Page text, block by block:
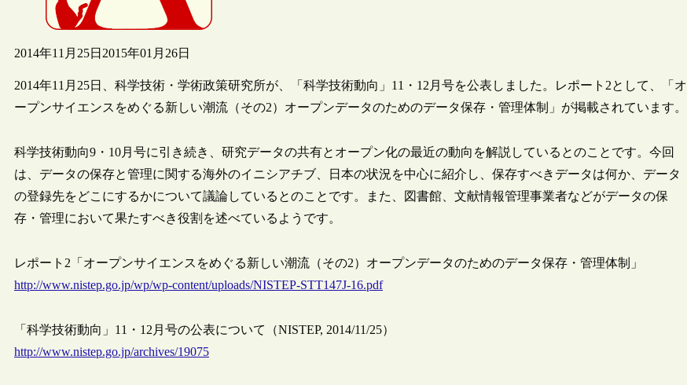
2014年11月25日 2015年01月26日
2014年11月25日、科学技術・学術政策研究所が、「科学技術動向」11・12月号を公表しました。レポート2として、「オ
ープンサイエンスをめぐる新しい潮流（その2）オープンデータのためのデータ保存・管理体制」が掲載されています。
科学技術動向9・10月号に引き続き、研究データの共有とオープン化の最近の動向を解説しているとのことです。今回
は、データの保存と管理に関する海外のイニシアチブ、日本の状況を中心に紹介し、保存すべきデータは何か、データ
の登録先をどこにするかについて議論しているとのことです。また、図書館、文献情報管理事業者などがデータの保
存・管理において果たすべき役割を述べているようです。
レポート2「オープンサイエンスをめぐる新しい潮流（その2）オープンデータのためのデータ保存・管理体制」
http://www.nistep.go.jp/wp/wp-content/uploads/NISTEP-STT147J-16.pdf
「科学技術動向」11・12月号の公表について（NISTEP, 2014/11/25）
http://www.nistep.go.jp/archives/19075